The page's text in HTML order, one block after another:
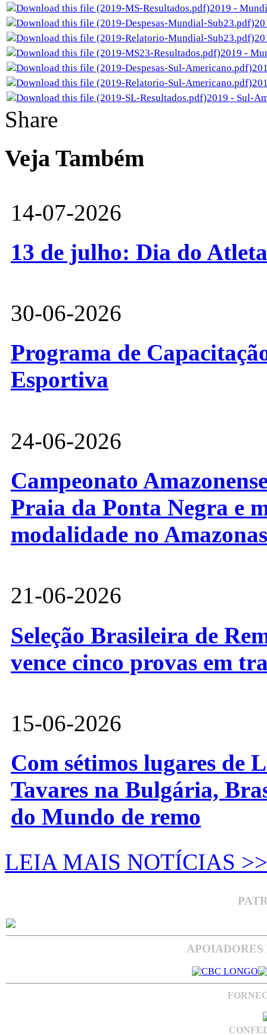
2019 -
2019 -
2019 - Sul-
Share
Veja Também
14-07-2026
13 de julho: Dia do
30-06-2026
Programa de
Esportiva
24-06-2026
Campeonato
Praia da Ponta Negra e
modalidade no Amazonas
21-06-2026
Seleção Brasileira de
vence cinco provas em
15-06-2026
Com sétimos lugares de
Tavares na Bulgária,
do Mundo de remo
LEIA MAIS NOTÍCIAS >>